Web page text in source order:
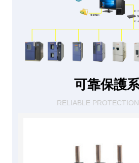
可靠保護
RELIABLE